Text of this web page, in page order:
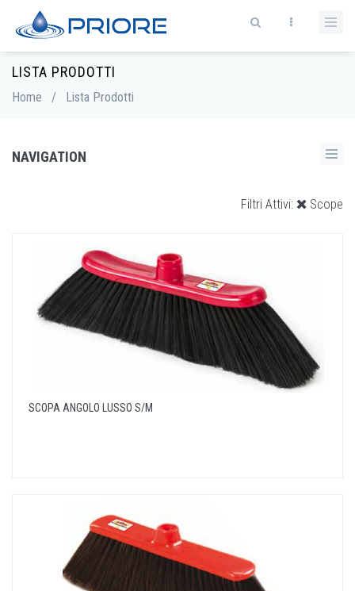
LISTA PRODOTTI
Home / Lista Prodotti
NAVIGATION
Filtri Attivi: Scope
SCOPA ANGOLO LUSSO S/M